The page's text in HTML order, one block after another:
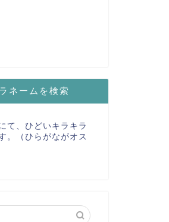
ネームを検索
て、ひどいキラキラ
。（ひらがながオス